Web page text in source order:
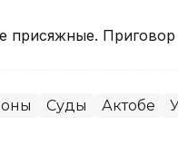
присяжные.
Суды Актобе